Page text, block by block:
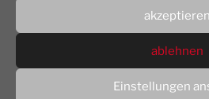
akzeptieren
ablehnen
Einstellungen